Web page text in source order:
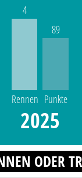
4
Rennen
89
Punkte
2025
ODER